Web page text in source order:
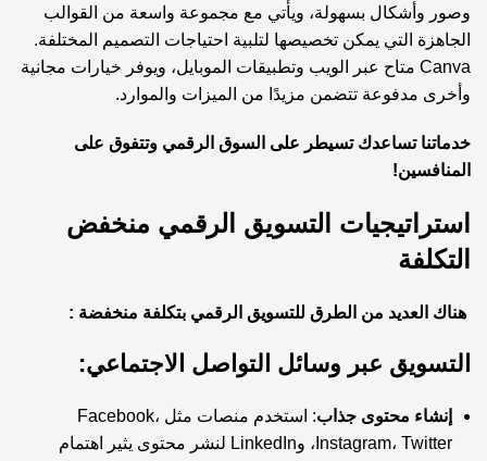
وصور وأشكال بسهولة، ويأتي مع مجموعة واسعة من القوالب
الجاهزة التي يمكن تخصيصها لتلبية احتياجات التصميم المختلفة.
Canva متاح عبر الويب وتطبيقات الموبايل، ويوفر خيارات مجانية
وأخرى مدفوعة تتضمن مزيدًا من الميزات والموارد.
خدماتنا تساعدك تسيطر على السوق الرقمي وتتفوق على
المنافسين!
استراتيجيات التسويق الرقمي منخفض
التكلفة
هناك العديد من الطرق للتسويق الرقمي بتكلفة منخفضة :
التسويق عبر وسائل التواصل الاجتماعي:
إنشاء محتوى جذاب
: استخدم منصات مثل Facebook،
Instagram، Twitter، وLinkedIn لنشر محتوى يثير اهتمام